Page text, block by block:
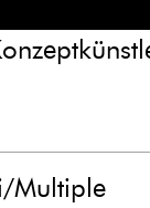
Multiple